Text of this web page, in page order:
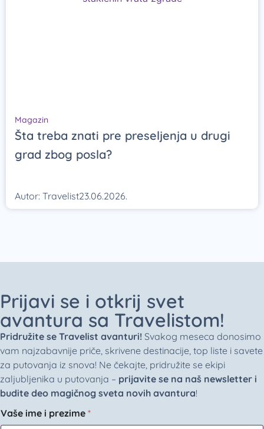
Magazin
Šta treba znati pre preseljenja u drugi
grad zbog posla?
Autor: Travelist23.06.2026.
Prijavi se i otkrij svet
avantura sa Travelistom!
Pridružite se Travelist avanturi! Svakog meseca donosimo
vam najzabavnije priče, skrivene destinacije, top liste i savete
za putovanja iz snova! Ne čekajte, pridružite se ekipi
zaljubljenika u putovanja – prijavite se na naš newsletter i
budite deo magičnog sveta novih avantura!
Vaše ime i prezime *